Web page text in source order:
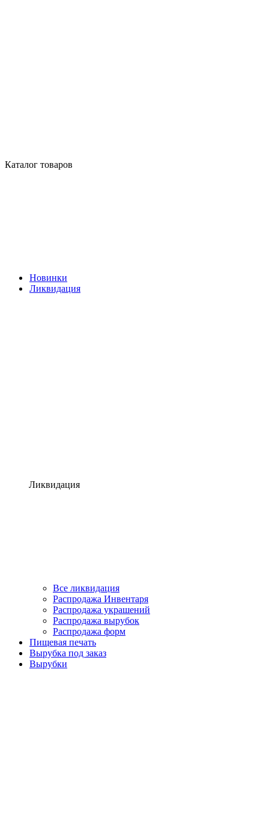
Каталог товаров
Новинки
Ликвидация
Ликвидация
Все ликвидация
Распродажа Инвентаря
Распродажа украшений
Распродажа вырубок
Распродажа форм
Пищевая печать
Вырубка под заказ
Вырубки